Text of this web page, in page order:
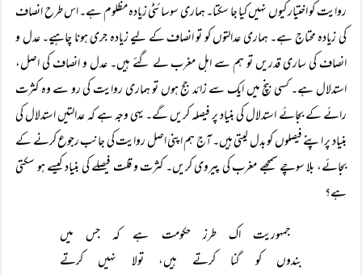
روایت کو اختیار کیوں نہیں کیا جا سکتا۔ ہماری سوسائٹی زیادہ مظلوم ہے۔ اس طرح انصاف
کی زیادہ محتاج ہے۔ ہماری عدالتوں کو تو انصاف کے لیے زیادہ جری ہونا چاہیے۔ عدل و
انصاف کی ساری قدریں تو ہم سے اہل مغرب لے گئے ہیں۔ عدل و انصاف کی اصل،
استدلال ہے۔ کسی بنچ میں ایک سے زائد جج ہوں تو ہماری روایت کی رو سے وہ کثرت
رائے کے بجائے استدلال کی بنیاد پر فیصلہ کریں گے۔ یہی وجہ ہے کہ عدالتیں استدلال کی
بنیاد پر اپنے فیصلوں کو بدل لیتی ہیں۔ آج ہم اپنی اصل روایت کی جانب رجوع کرنے کے
بجائے، بلا سوچے سمجھے مغرب کی پیروی کریں۔ کثرت و قلت فیصلے کی بنیاد کیسے ہو سکتی
ہے؟
جمہوریت اک طرز حکومت ہے کہ جس میں
بندوں کو گنا کرتے ہیں، تولا نہیں کرتے